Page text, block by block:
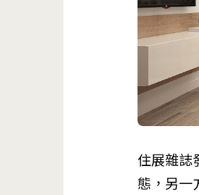
住展雜誌
態，另一